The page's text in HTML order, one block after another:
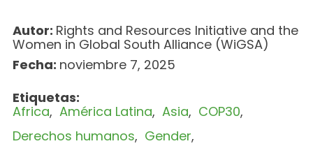
Autor: Rights and Resources Initiative and the
Women in Global South Alliance (WiGSA)
Fecha: noviembre 7, 2025
Etiquetas:
Africa América Latina Asia
COP30
Derechos humanos
Gender